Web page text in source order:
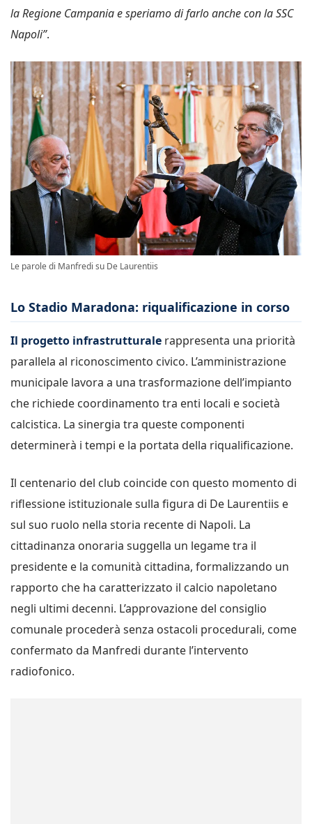
la Regione Campania e speriamo di farlo anche con la SSC
Napoli”.
Le parole di Manfredi su De Laurentiis
Lo Stadio Maradona: riqualificazione in corso
Il progetto infrastrutturale rappresenta una priorità
parallela al riconoscimento civico. L’amministrazione
municipale lavora a una trasformazione dell’impianto
che richiede coordinamento tra enti locali e società
calcistica. La sinergia tra queste componenti
determinerà i tempi e la portata della riqualificazione.
Il centenario del club coincide con questo momento di
riflessione istituzionale sulla figura di De Laurentiis e
sul suo ruolo nella storia recente di Napoli. La
cittadinanza onoraria suggella un legame tra il
presidente e la comunità cittadina, formalizzando un
rapporto che ha caratterizzato il calcio napoletano
negli ultimi decenni. L’approvazione del consiglio
comunale procederà senza ostacoli procedurali, come
confermato da Manfredi durante l’intervento
radiofonico.